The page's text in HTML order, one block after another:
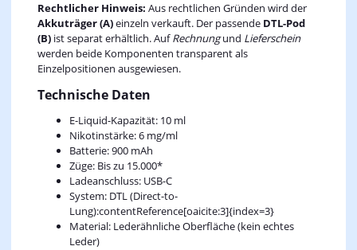
Rechtlicher Hinweis: Aus rechtlichen Gründen wird der
Akkuträger (A)einzeln verkauft. Der passende DTL-Pod
(B)ist separat erhältlich. AufRechnungund Lieferschein
werden beide Komponenten transparent als
Einzelpositionen ausgewiesen.
Technische Daten
E-Liquid-Kapazität: 10 ml
Nikotinstärke: 6 mg/ml
Batterie: 900 mAh
Züge: Bis zu 15.000*
Ladeanschluss: USB-C
System: DTL (Direct-to-
Lung):contentReference[oaicite:3]{index=3}
Material: Lederähnliche Oberfläche (kein echtes
Leder)